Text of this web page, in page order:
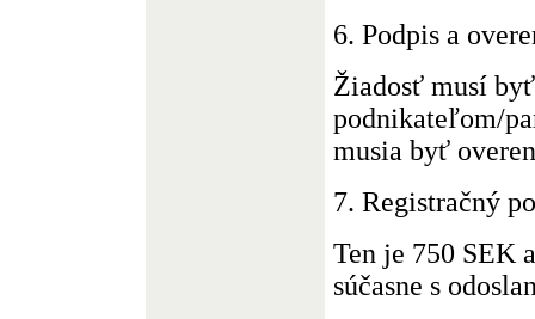
6. Podpis a
Žiadosť musí
podnikateľom/
musia byť
7. Registračný
Ten je 750 SEK
súčasne s